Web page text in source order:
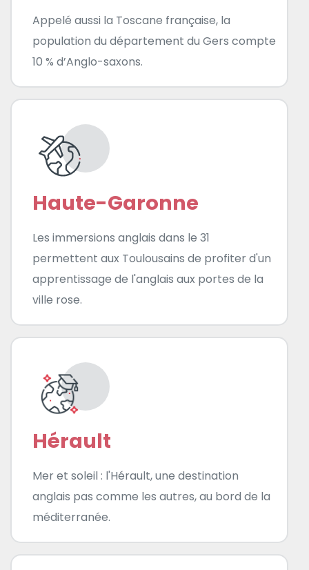
Appelé aussi la Toscane française, la
population du département du Gers compte
10 % d’Anglo-saxons.
Haute-Garonne
Les immersions anglais dans le 31
permettent aux Toulousains de profiter d'un
apprentissage de l'anglais aux portes de la
ville rose.
Hérault
Mer et soleil : l'Hérault, une destination
anglais pas comme les autres, au bord de la
méditerranée.